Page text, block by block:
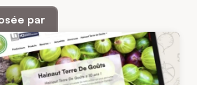
par